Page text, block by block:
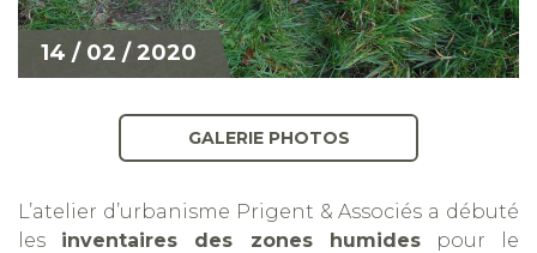
14 / 02 / 2020
GALERIE PHOTOS
L’atelier d’urbanisme Prigent & Associés a débuté
les inventaires des zones humidespour le